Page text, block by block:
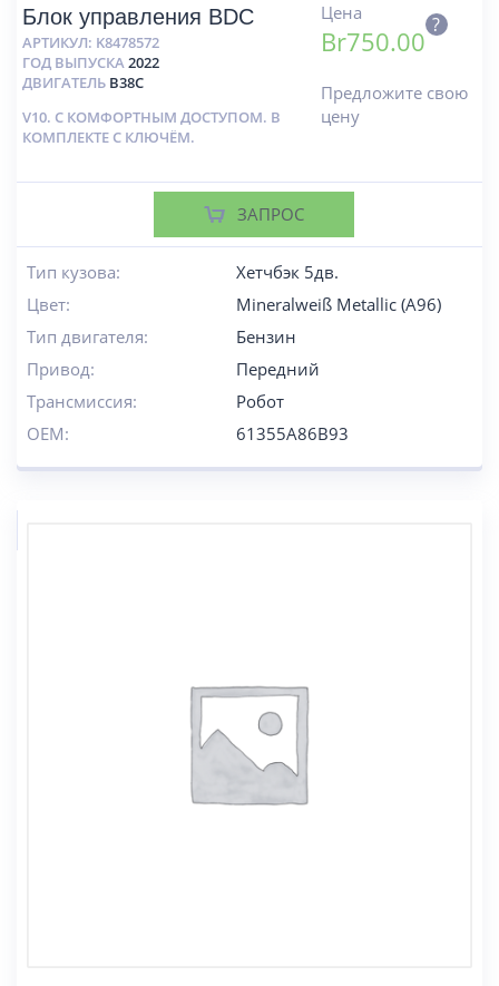
Блок управления BDC
АРТИКУЛ: K8478572
ГОД ВЫПУСКА2022
ДВИГАТЕЛЬ B38C
V10. С КОМФОРТНЫМ ДОСТУПОМ. В
КОМПЛЕКТЕ С КЛЮЧЁМ.
Цена
Br750.00
?
Предложите свою
цену
ЗАПРОС
Тип кузова:
Хетчбэк 5дв.
Цвет:
Mineralweiß Metallic (A96)
Тип двигателя:
Бензин
Привод:
Передний
Трансмиссия:
Робот
OEM:
61355A86B93